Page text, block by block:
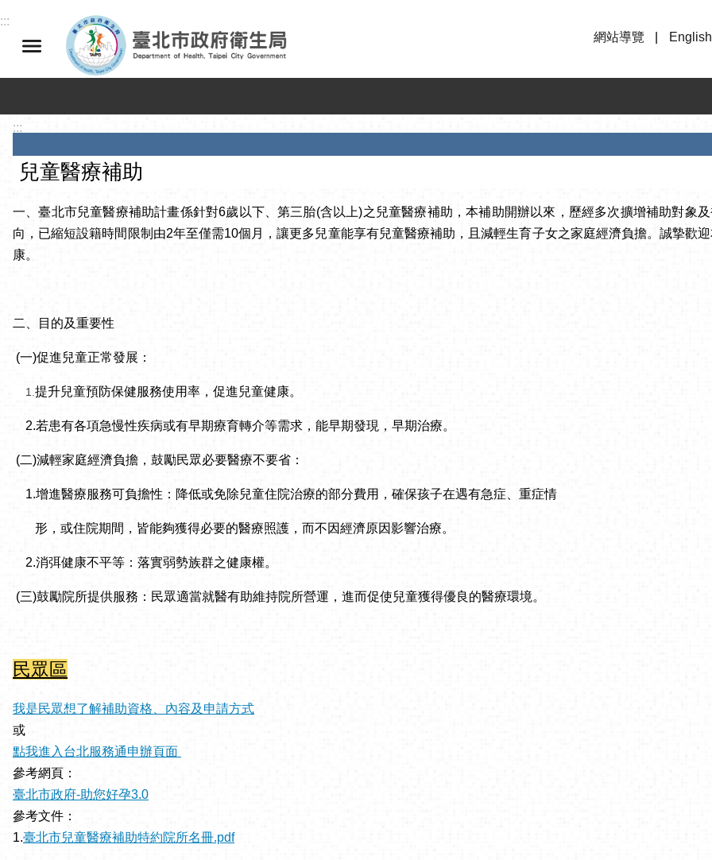
跳到主要內容區塊
:::
網站導覽
English
:::
兒童醫療補助
一、臺北市兒童醫療補助計畫係針對6歲以下、第三胎(含以上)之兒童醫療補助，本補助開辦以來，歷經多次擴增補助對象
向，已縮短設籍時間限制由2年至僅需10個月，讓更多兒童能享有兒童醫療補助，且減輕生育子女之家庭經濟負擔。誠摯歡
康。
二、目的及重要性
(一)促進兒童正常發展：
1.提升兒童預防保健服務使用率，促進兒童健康。
2.若患有各項急慢性疾病或有早期療育轉介等需求，能早期發現，早期治療。
(二)減輕家庭經濟負擔，鼓勵民眾必要醫療不要省：
1.增進醫療服務可負擔性：降低或免除兒童住院治療的部分費用，確保孩子在遇有急症、重症情
形，或住院期間，皆能夠獲得必要的醫療照護，而不因經濟原因影響治療。
2.消弭健康不平等：落實弱勢族群之健康權。
(三)鼓勵院所提供服務：民眾適當就醫有助維持院所營運，進而促使兒童獲得優良的醫療環境。
民眾區
我是民眾想了解補助資格、內容及申請方式
或
點我進入台北服務通申辦頁面
參考網頁：
臺北市政府-助您好孕3.0
參考文件：
1.臺北市兒童醫療補助特約院所名冊.pdf